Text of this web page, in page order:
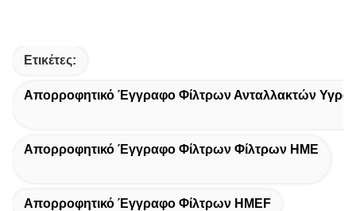
Ετικέτες:
Απορροφητικό Έγγραφο Φίλτρων Ανταλλακτών
Απορροφητικό Έγγραφο Φίλτρων Φίλτρων HME
Απορροφητικό Έγγραφο Φίλτρων HMEF